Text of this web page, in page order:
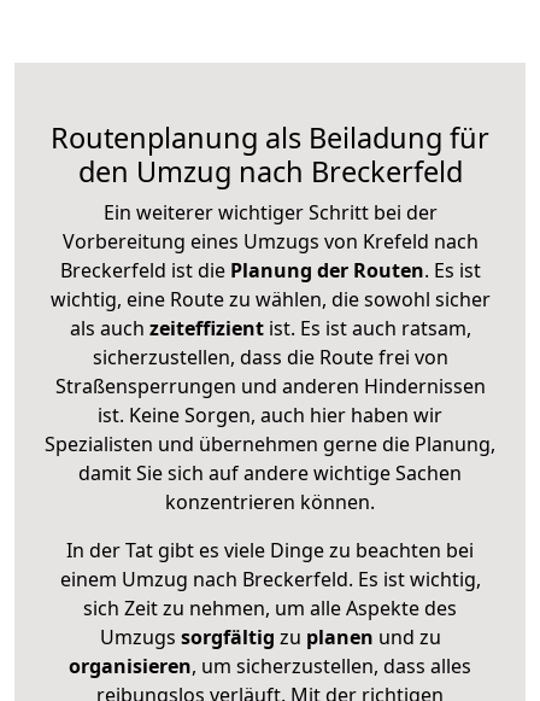
Routenplanung als Beiladung für
den Umzug nach Breckerfeld
Ein weiterer wichtiger Schritt bei der
Vorbereitung eines Umzugs von Krefeld nach
Breckerfeld ist diePlanung der Routen. Es ist
wichtig, eine Route zu wählen, die sowohl sicher
als auch zeiteffizientist. Es ist auch ratsam,
sicherzustellen, dass die Route frei von
Straßensperrungen und anderen Hindernissen
ist. Keine Sorgen, auch hier haben wir
Spezialisten und übernehmen gerne die Planung,
damit Sie sich auf andere wichtige Sachen
konzentrieren können.
In der Tat gibt es viele Dinge zu beachten bei
einem Umzug nach Breckerfeld. Es ist wichtig,
sich Zeit zu nehmen, um alle Aspekte des
Umzugs sorgfältig zu planen und zu
organisieren, um sicherzustellen, dass alles
reibungslos verläuft. Mit der richtigen